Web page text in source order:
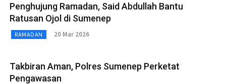
Penghujung Ramadan, Said Abdullah Bantu
Ratusan Ojol di Sumenep
RAMADAN 20 Mar 2026
Takbiran Aman, Polres Sumenep Perketat
Pengawasan